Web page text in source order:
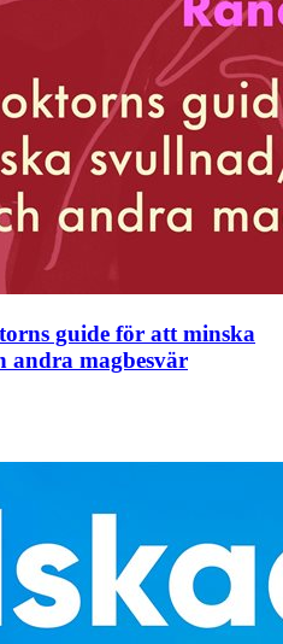
guide för att minska
andra magbesvär